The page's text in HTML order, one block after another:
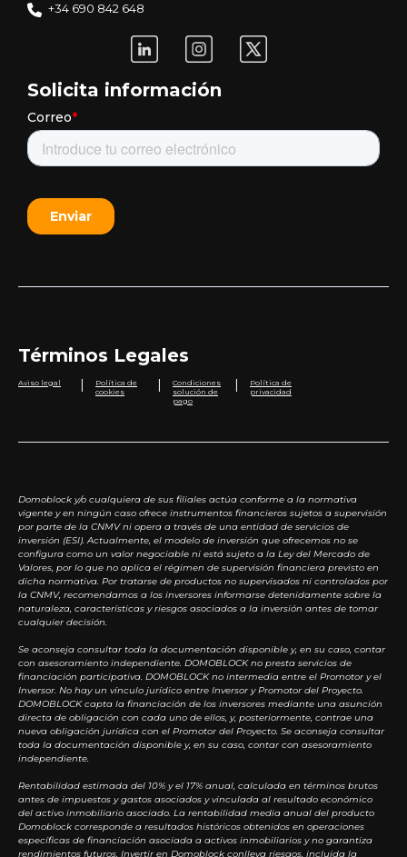
+34 690 842 648
Solicita información
Términos Legales
Aviso legal |
Política de
cookies
|
Condiciones
solución de
pago
|
Política de
privacidad
Domoblock y/o cualquiera de sus filiales actúa conforme a la normativa
vigente y en ningún caso ofrece instrumentos financieros sujetos a supervisión
por parte de la CNMV ni opera a través de una entidad de servicios de
inversión (ESI). Actualmente, el modelo de inversión que ofrecemos no se
configura como un valor negociable ni está sujeto a la Ley del Mercado de
Valores, por lo que no aplica el régimen de supervisión financiera previsto en
dicha normativa. Por tratarse de productos no supervisados ni controlados por
la CNMV, recomendamos a los inversores informarse detenidamente sobre la
naturaleza, características y riesgos asociados a la inversión antes de tomar
cualquier decisión.
Se aconseja consultar toda la documentación disponible y, en su caso, contar
con asesoramiento independiente. DOMOBLOCK no presta servicios de
financiación participativa. DOMOBLOCK no intermedia entre el Promotor y el
Inversor. No hay un vínculo jurídico entre Inversor y Promotor del Proyecto.
DOMOBLOCK capta la financiación de los inversores mediante una asunción
directa de obligación con cada uno de ellos, y, posteriormente, contrae una
nueva obligación jurídica con el Promotor del Proyecto. Se aconseja consultar
toda la documentación disponible y, en su caso, contar con asesoramiento
independiente.
Rentabilidad estimada del 10% y el 17% anual, calculada en términos brutos
antes de impuestos y gastos asociados y vinculada al resultado económico
del activo inmobiliario asociado. La rentabilidad media anual del producto
Domoblock corresponde a resultados históricos obtenidos en operaciones
específicas de financiación asociada a activos inmobiliarios y no garantiza
rendimientos futuros. Invertir en Domoblock conlleva riesgos, incluida la